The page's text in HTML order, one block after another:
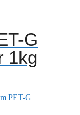
G
1kg